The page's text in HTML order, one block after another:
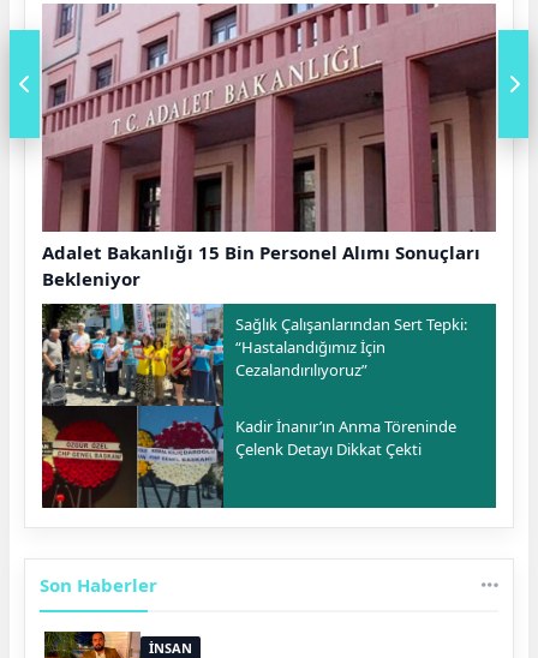
Adalet Bakanlığı 15 Bin Personel Alımı Sonuçları
Bekleniyor
Sağlık Çalışanlarından Sert Tepki:
“Hastalandığımız İçin
Cezalandırılıyoruz”
Kadir İnanır’ın Anma Töreninde
Çelenk Detayı Dikkat Çekti
Son Haberler
İNSAN